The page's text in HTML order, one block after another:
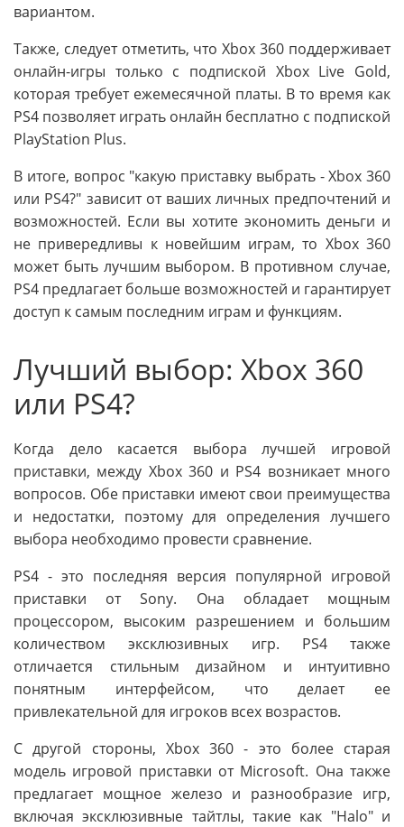
вариантом.
Также, следует отметить, что Xbox 360 поддерживает
онлайн-игры только с подпиской Xbox Live Gold,
которая требует ежемесячной платы. В то время как
PS4 позволяет играть онлайн бесплатно с подпиской
PlayStation Plus.
В итоге, вопрос "какую приставку выбрать - Xbox 360
или PS4?" зависит от ваших личных предпочтений и
возможностей. Если вы хотите экономить деньги и
не привередливы к новейшим играм, то Xbox 360
может быть лучшим выбором. В противном случае,
PS4 предлагает больше возможностей и гарантирует
доступ к самым последним играм и функциям.
Лучший выбор: Xbox 360
или PS4?
Когда дело касается выбора лучшей игровой
приставки, между Xbox 360 и PS4 возникает много
вопросов. Обе приставки имеют свои преимущества
и недостатки, поэтому для определения лучшего
выбора необходимо провести сравнение.
PS4 - это последняя версия популярной игровой
приставки от Sony. Она обладает мощным
процессором, высоким разрешением и большим
количеством эксклюзивных игр. PS4 также
отличается стильным дизайном и интуитивно
понятным интерфейсом, что делает ее
привлекательной для игроков всех возрастов.
С другой стороны, Xbox 360 - это более старая
модель игровой приставки от Microsoft. Она также
предлагает мощное железо и разнообразие игр,
включая эксклюзивные тайтлы, такие как "Halo" и